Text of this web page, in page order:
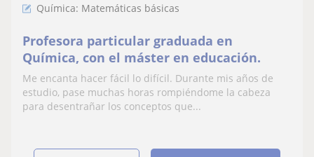
Química: Matemáticas básicas
Profesora particular graduada en
Química, con el máster en educación.
Me encanta hacer fácil lo difícil. Durante mis años de
estudio, pase muchas horas rompiéndome la cabeza
para desentrañar los conceptos que...